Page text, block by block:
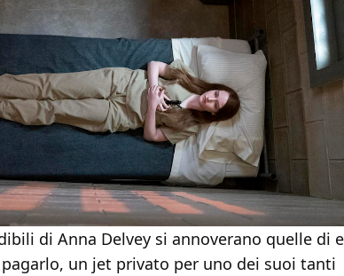
di Anna Delvey si annoverano quelle di
un jet privato per uno dei suoi tanti